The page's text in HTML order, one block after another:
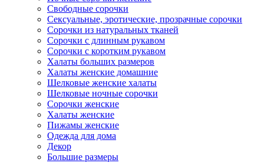
Свободные сорочки
Сексуальные, эротические, прозрачные сорочки
Сорочки из натуральных тканей
Сорочки с длинным рукавом
Сорочки с коротким рукавом
Халаты больших размеров
Халаты женские домашние
Шелковые женские халаты
Шелковые ночные сорочки
Сорочки женские
Халаты женские
Пижамы женские
Одежда для дома
Декор
Большие размеры